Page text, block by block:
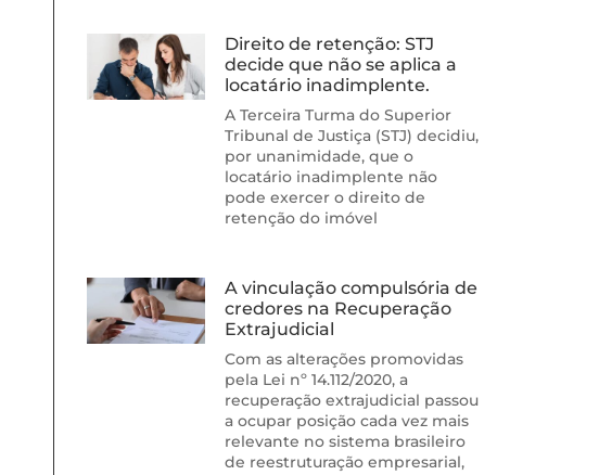
Direito de retenção: STJ
decide que não se aplica a
locatário inadimplente.
A Terceira Turma do Superior
Tribunal de Justiça (STJ) decidiu,
por unanimidade, que o
locatário inadimplente não
pode exercer o direito de
retenção do imóvel
A vinculação compulsória de
credores na Recuperação
Extrajudicial
Com as alterações promovidas
pela Lei nº 14.112/2020, a
recuperação extrajudicial passou
a ocupar posição cada vez mais
relevante no sistema brasileiro
de reestruturação empresarial,